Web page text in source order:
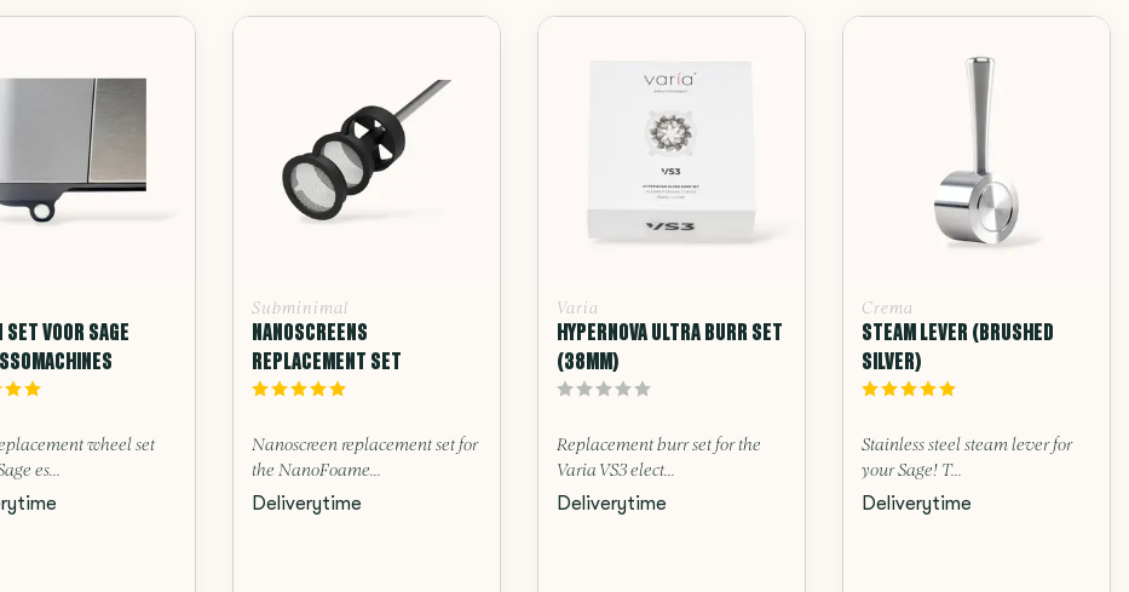
SET VOOR SAGE
wheel set
es...
Subminimal
NANOSCREENS
REPLACEMENT SET
Nanoscreen replacement set for
the NanoFoame...
Deliverytime
Varia
HYPERNOVA ULTRA BURR SET
(38MM)
Replacement burr set for the
Varia VS3 elect...
Deliverytime
Crema
STEAM LEVER (BRUSHED
SILVER)
Stainless steel steam lever for
your Sage! T...
Deliverytime